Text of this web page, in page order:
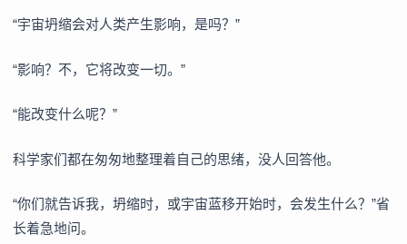
“宇宙坍缩会对人类产生影响，是吗？”
“影响？不，它将改变一切。”
“能改变什么呢？”
科学家们都在匆匆地整理着自己的思绪，没人回答他。
“你们就告诉我，坍缩时，或宇宙蓝移开始时，会发生什么？”省
长着急地问。